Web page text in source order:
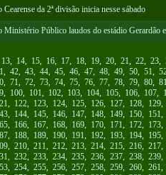
da 2ª divisão inicia nesse sábado
Público laudos do estádio Gerardão
13, 14, 15, 16, 17, 18, 19, 20, 21, 22, 23,
, 42, 43, 44, 45, 46, 47, 48, 49, 50, 51,
, 71, 72, 73, 74, 75, 76, 77, 78, 79, 80,
, 100, 101, 102, 103, 104, 105, 106, 107,
, 122, 123, 124, 125, 126, 127, 128, 129
, 144, 145, 146, 147, 148, 149, 150, 151
, 166, 167, 168, 169, 170, 171, 172, 173
, 188, 189, 190, 191, 192, 193, 194, 195
, 210, 211, 212, 213, 214, 215, 216, 217
, 232, 233, 234, 235, 236, 237, 238, 239
, 254, 255, 256, 257, 258, 259, 260, 261